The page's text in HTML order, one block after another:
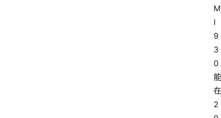
M
I
9
3
0
能
在
2